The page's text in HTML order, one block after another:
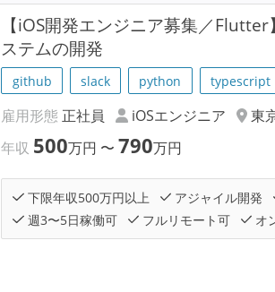
【iOS開発エンジニア募集／
ステムの開発
github slack python typescript
雇用形態 正社員 iOSエンジニア
東
年収 500万円 〜790万円
下限年収500万円以上 アジャイル開発
週3〜5日稼働可
フルリモート可 オ